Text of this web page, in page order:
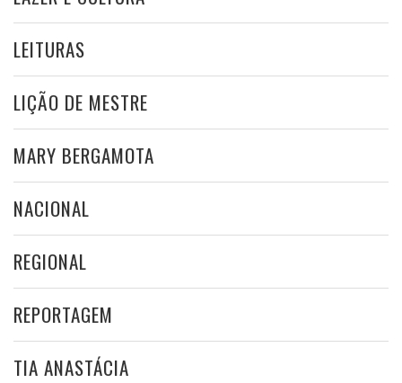
LEITURAS
LIÇÃO DE MESTRE
MARY BERGAMOTA
NACIONAL
REGIONAL
REPORTAGEM
TIA ANASTÁCIA